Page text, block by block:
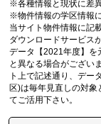
※各種情報と現状に差
※物件情報の学区情報
当サイト物件情報に記
ダウンロードサービス
データ【2021年度】を
と異なる場合がござい
ト上で記述通り、デー
区)は毎年見直しの対
てご活用下さい。